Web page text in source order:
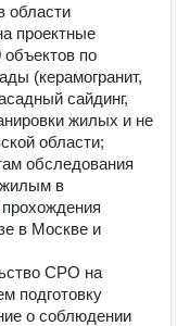
области
проектные
по
(керамогранит,
сайдинг,
жилых и не
области;
обследования
жилым в
в Москве и
СРО на
подготовку
о соблюдении